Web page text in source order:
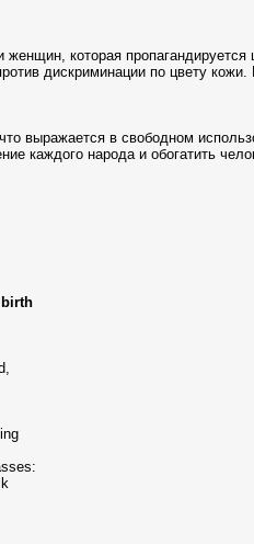
которая
дискриминации по цвету
выражается в свободном
каждого народа и обогатить